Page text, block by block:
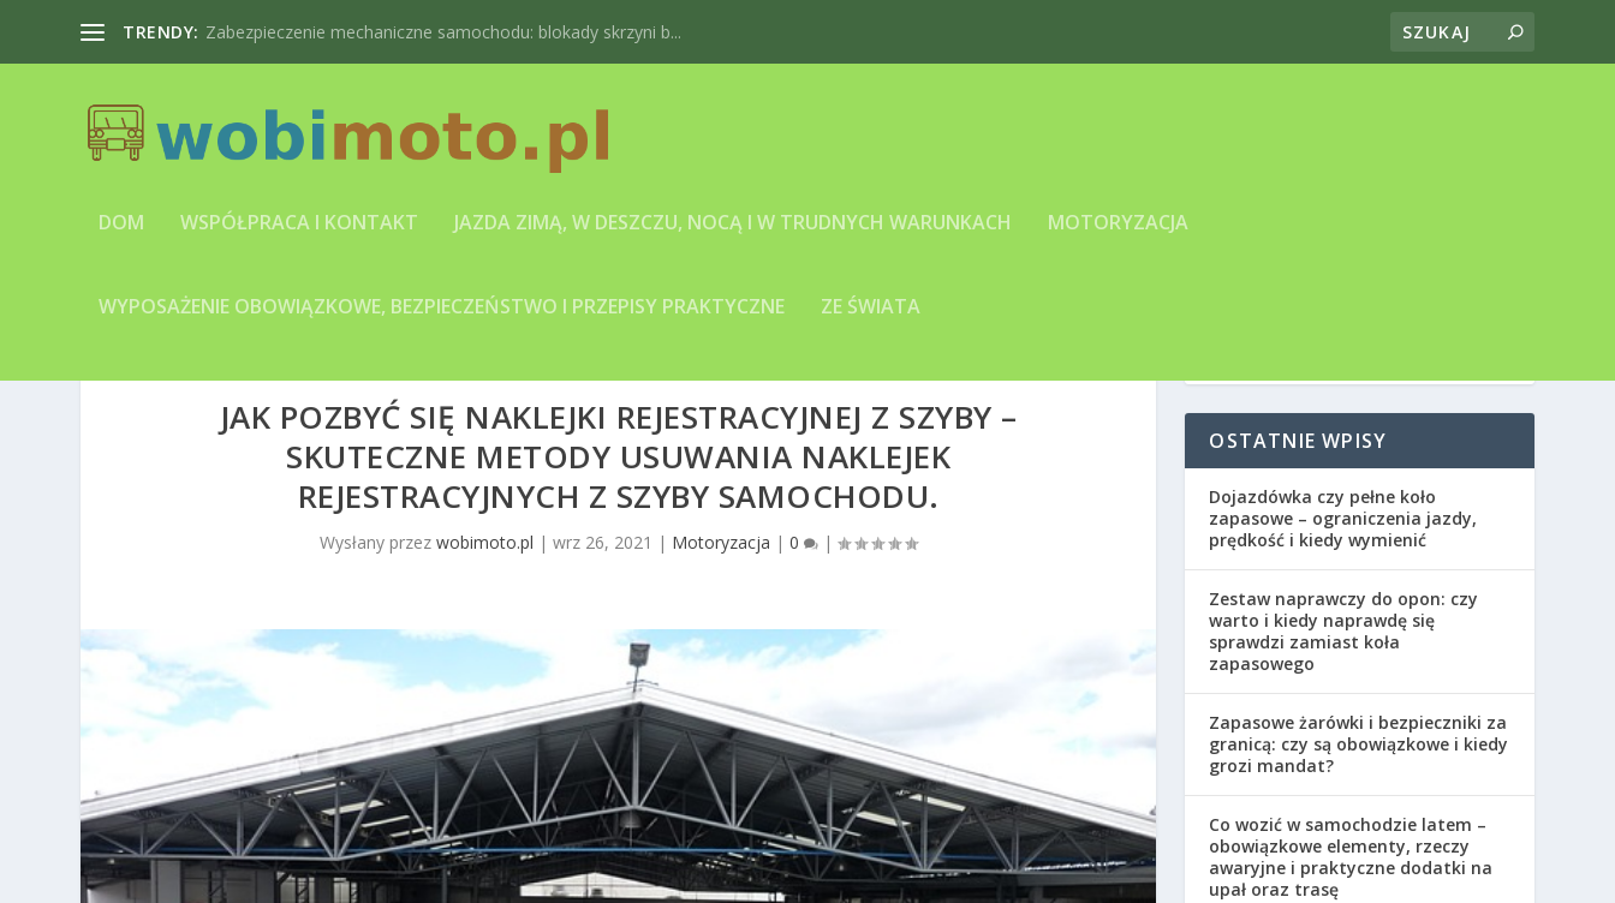
TRENDY: Zabezpieczenie mechaniczne samochodu: blokady skrzyni b...
DOM WSPÓŁPRACA I KONTAKT JAZDA ZIMĄ, W DESZCZU, NOCĄ I W TRUDNYCH WARUNKACH MOTORYZACJA
WYPOSAŻENIE OBOWIĄZKOWE, BEZPIECZEŃSTWO I PRZEPISY PRAKTYCZNE ZE ŚWIATA
JAK POZBYĆ SIĘ NAKLEJKI REJESTRACYJNEJ Z SZYBY –
SKUTECZNE METODY USUWANIA NAKLEJEK
REJESTRACYJNYCH Z SZYBY SAMOCHODU.
Wysłany przezwobimoto.pl |wrz 26, 2021 | Motoryzacja |0 |
OSTATNIE WPISY
Dojazdówka czy pełne koło
zapasowe – ograniczenia jazdy,
prędkość i kiedy wymienić
Zestaw naprawczy do opon: czy
warto i kiedy naprawdę się
sprawdzi zamiast koła
zapasowego
Zapasowe żarówki i bezpieczniki za
granicą: czy są obowiązkowe i kiedy
grozi mandat?
Co wozić w samochodzie latem –
obowiązkowe elementy, rzeczy
awaryjne i praktyczne dodatki na
upał oraz trasę